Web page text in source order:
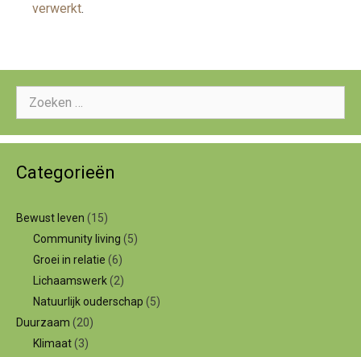
verwerkt.
naar:
Categorieën
Bewust leven (15)
Community living (5)
Groei in relatie (6)
Lichaamswerk(2)
Natuurlijk ouderschap (5)
Duurzaam (20)
Klimaat(3)